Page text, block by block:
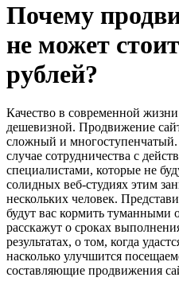
Почему
не может
рублей?
Качество в современной
дешевизной. Продвижение
сложный и многоступенчатый.
случае сотрудничества с
специалистами, которые не
солидных веб-студиях этим
нескольких человек.
будут вас кормить туманными
расскажут о сроках
результатах, о том, когда
насколько улучшится
составляющие продвижения